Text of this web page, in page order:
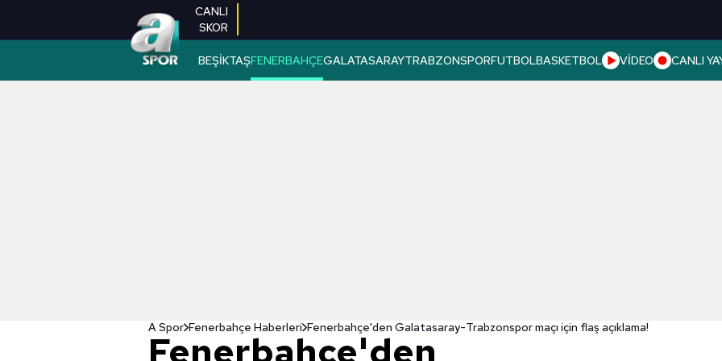
CANLI
SKOR
BEŞİKTAŞFENERBAHÇEGALATASARAYTRABZONSPORFUTBOLBASKETBOL VİDEO CANLI
A Spor Fenerbahçe Haberleri Fenerbahçe'den Galatasaray-Trabzonspor maçı için flaş açıklama!
Fenerbahçe'den